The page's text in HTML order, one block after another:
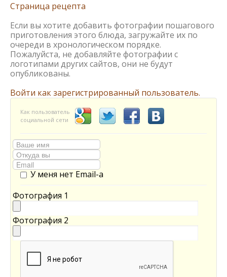
Страница рецепта
Если вы хотите добавить фотографии пошагового
приготовления этого блюда, загружайте их по
очереди в хронологическом порядке.
Пожалуйста, не добавляйте фотографии с
логотипами других сайтов, они не будут
опубликованы.
Войти как зарегистрированный пользователь.
Как пользователь
социальной сети
У меня нет Email-а
Фотография 1
Фотография 2